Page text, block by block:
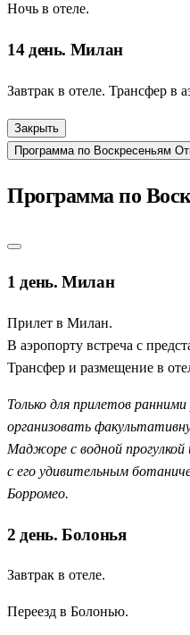
Ночь в отеле.
14 день. Милан
Завтрак в отеле. Трансфер в
Закрыть
Программа по Воскресеньям
Программа по
1 день. Милан
Прилет в Милан.
В аэропорту встреча с
Трансфер и размещение в
Только для прилетов
организовать
Маджоре с водной
с его удивительным
Борромео.
2 день. Болонья
Завтрак в отеле.
Переезд в Болонью.